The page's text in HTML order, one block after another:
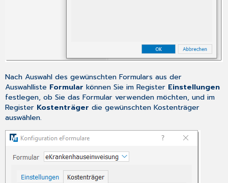
Nach Auswahl des gewünschten Formulars aus der
Auswahlliste Formular können Sie im Register Einstellungen
festlegen, ob Sie das Formular verwenden möchten, und im
Register Kostenträger die gewünschten Kostenträger
auswählen.